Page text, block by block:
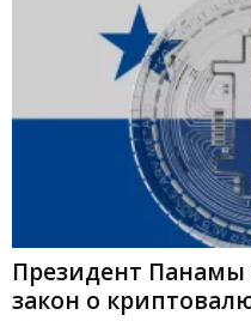
Пpeзидeнт
зaкoн o